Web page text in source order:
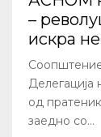
–
искра
од
заедно со...